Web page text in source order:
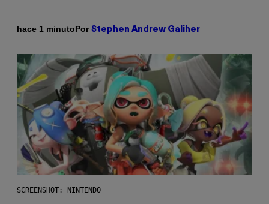
hace 1 minutoPor Stephen Andrew Galiher
SCREENSHOT: NINTENDO